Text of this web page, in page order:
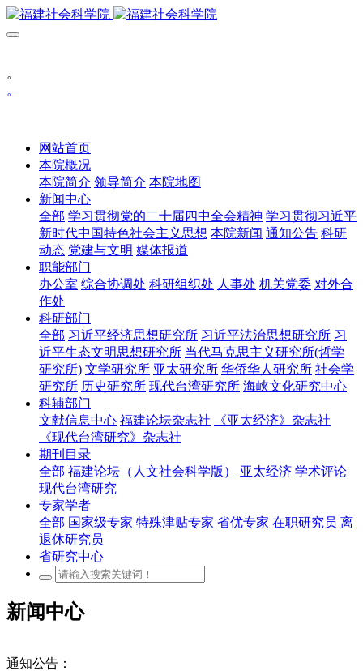
。
。
网站首页
本院概况
本院简介 领导简介 本院地图
新闻中心
全部 学习贯彻党的二十届四中全会精神 学习贯彻习近平
新时代中国特色社会主义思想 本院新闻 通知公告 科研
动态 党建与文明 媒体报道
职能部门
办公室 综合协调处 科研组织处 人事处 机关党委 对外合
作处
科研部门
全部 习近平经济思想研究所 习近平法治思想研究所 习
近平生态文明思想研究所 当代马克思主义研究所(哲学
研究所) 文学研究所 亚太研究所 华侨华人研究所 社会学
研究所 历史研究所 现代台湾研究所 海峡文化研究中心
科辅部门
文献信息中心 福建论坛杂志社
《亚太经济》杂志社
《现代台湾研究》杂志社
期刊目录
全部 福建论坛（人文社会科学版） 亚太经济 学术评论
现代台湾研究
专家学者
全部 国家级专家 特殊津贴专家 省优专家 在职研究员 离
退休研究员
省研究中心
新闻中心
通知公告：